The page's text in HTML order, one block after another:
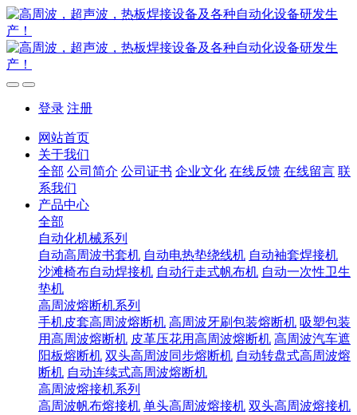
登录 注册
网站首页
关于我们
全部 公司简介 公司证书 企业文化 在线反馈 在线留言 联
系我们
产品中心
全部
自动化机械系列
自动高周波书套机 自动电热垫绕线机 自动袖套焊接机
沙滩椅布自动焊接机 自动行走式帆布机 自动一次性卫生
垫机
高周波熔断机系列
手机皮套高周波熔断机 高周波牙刷包装熔断机 吸塑包装
用高周波熔断机 皮革压花用高周波熔断机 高周波汽车遮
阳板熔断机 双头高周波同步熔断机 自动转盘式高周波熔
断机 自动连续式高周波熔断机
高周波熔接机系列
高周波帆布熔接机 单头高周波熔接机 双头高周波熔接机